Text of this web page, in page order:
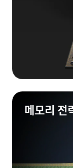
메모리 전